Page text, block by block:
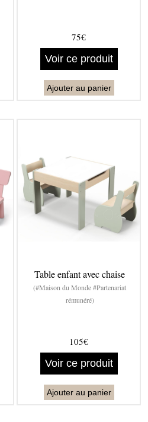
75€
Voir ce produit
Ajouter au panier
Table enfant avec chaise
(#Maison du Monde #Partenariat
rémunéré)
105€
Voir ce produit
Ajouter au panier